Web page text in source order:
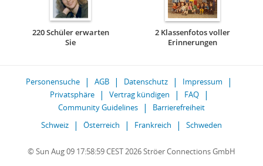
220 Schüler erwarten
Sie
2 Klassenfotos voller
Erinnerungen
Personensuche AGB Datenschutz
Impressum
Privatsphäre
Vertrag kündigen
FAQ
Community Guidelines
Barrierefreiheit
Schweiz
Österreich Frankreich Schweden
© Sun Aug 09 17:58:59 CEST 2026 Ströer Connections GmbH